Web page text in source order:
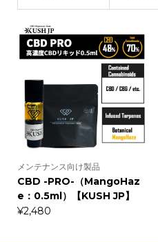
メンテナンス向け製品
CBD -PRO-（MangoHaz
e：0.5ml）【KUSH JP】
¥2,480